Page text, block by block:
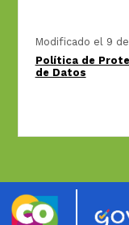
Modificado el 9
Política de
de Datos